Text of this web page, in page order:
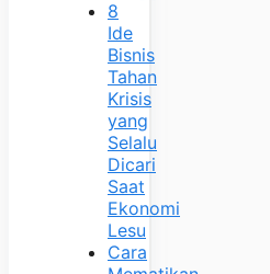
8
Ide
Bisnis
Tahan
Krisis
yang
Selalu
Dicari
Saat
Ekonomi
Lesu
Cara